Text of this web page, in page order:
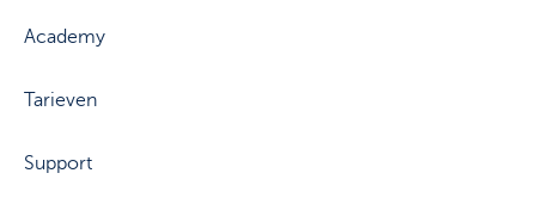
Academy
Tarieven
Support